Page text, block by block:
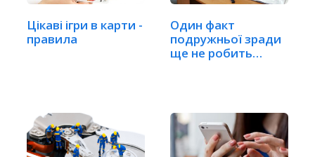
Цікаві ігри в карти -
правила
Один факт
подружньої зради
ще не робить